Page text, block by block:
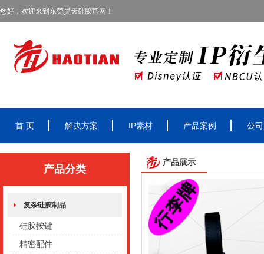
您好，欢迎来到东莞昊天硅胶官网！
首 页 解决方案 IP素材 产品案例 公
产品分类
复杂硅胶制品
硅胶按键
精密配件
产品展示